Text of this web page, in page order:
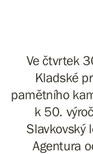
Ve čtvrtek
Kladské
pamětního
k 50.
Slavkovský
Agentura